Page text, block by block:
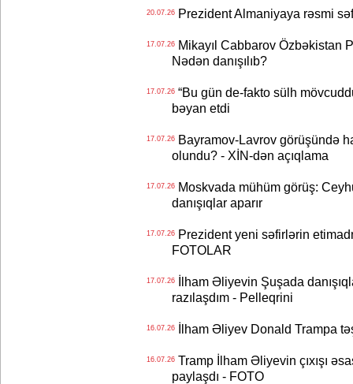
20.07.26Prezident Almaniyaya rəsmi
17.07.26Mikayıl Cabbarov Özbəkistan
Nədən danışılıb?
17.07.26“Bu gün de-fakto sülh
bəyan etdi
17.07.26Bayramov-Lavrov görüşündə
olundu? - XİN-dən açıqlama
17.07.26Moskvada mühüm görüş:
danışıqlar aparır
17.07.26Prezident yeni səfirlərin
FOTOLAR
17.07.26İlham Əliyevin Şuşada
razılaşdım - Pelleqrini
16.07.26İlham Əliyev Donald Trampa
16.07.26Tramp İlham Əliyevin çıxışı
paylaşdı - FOTO